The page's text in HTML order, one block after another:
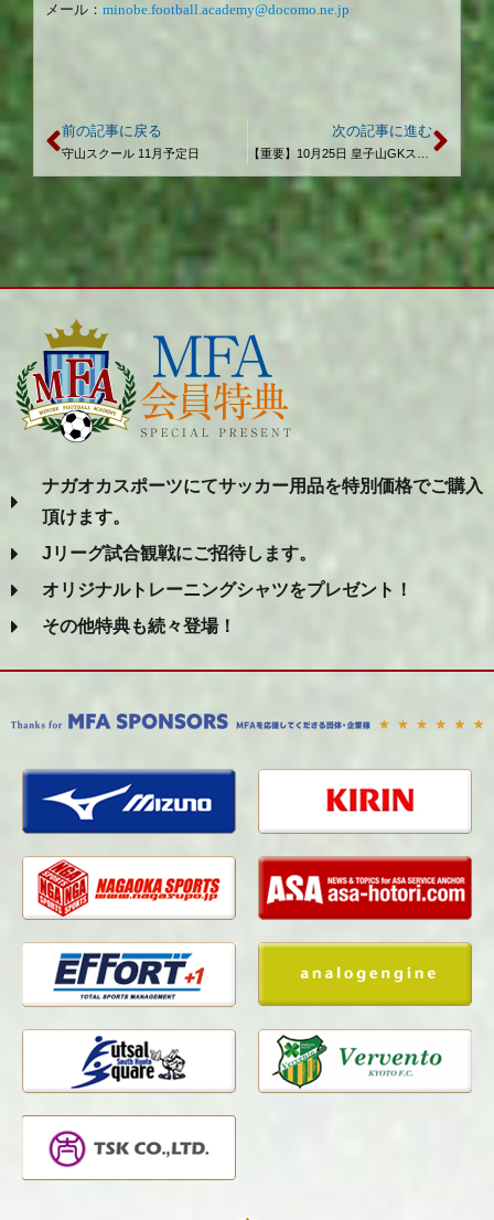
メール： minobe.football.academy@docomo.ne.jp
前の記事に戻る
守山スクール 11月予定日
次の記事に進む
ナガオカスポーツにてサッカー用品を特別価格でご購入
頂けます。
Jリーグ試合観戦にご招待します。
オリジナルトレーニングシャツをプレゼント！
その他特典も続々登場！